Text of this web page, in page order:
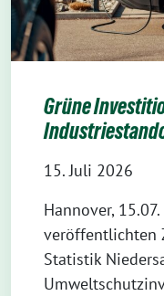
Grüne
15. Juli 2026
Hannover,
veröffentlichten
Statistik